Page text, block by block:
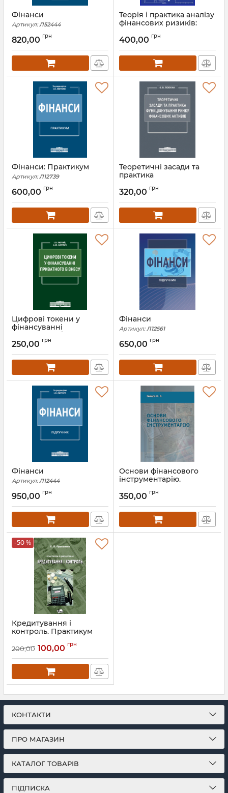
Фінанси
Артикул: Л52444
820,00 грн
Теорія і практика аналізу
фінансових ризиків:
Артикул: Л12758
400,00 грн
Фінанси: Практикум
Артикул: Л12739
600,00 грн
Теоретичні засади та
практика
фінансових активів
Артикул: Л12714
320,00 грн
Цифрові токени у
фінансуванні
приватного бізнесу
Артикул: Л12594
250,00 грн
Фінанси
Артикул: Л12561
650,00 грн
Фінанси
Артикул: Л12444
950,00 грн
Основи фінансового
інструментарію.
350,00 грн
-50 %
Кредитування і
контроль. Практикум
200,00 100,00 грн
КОНТАКТИ
ПРО МАГАЗИН
КАТАЛОГ ТОВАРІВ
ПІДПИСКА